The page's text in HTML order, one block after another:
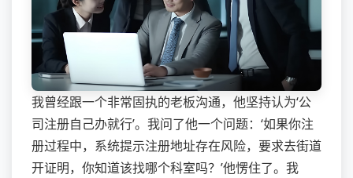
我曾经跟一个非常固执的老板沟通，他坚持认为‘公
司注册自己办就行’。我问了他一个问题：‘如果你注
册过程中，系统提示注册地址存在风险，要求去街道
开证明，你知道该找哪个科室吗？’他愣住了。我